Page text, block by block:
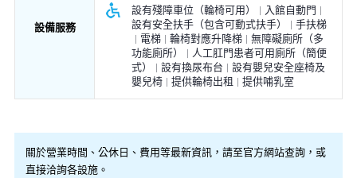
設備服務
設有殘障車位（輪椅可用）
入館自動門
設有安全扶手（包含可動式扶手）
手扶梯
電梯 輪椅對應升降梯 無障礙廁所（多
功能廁所）
人工肛門患者可用廁所（簡便
式）
設有換尿布台
設有嬰兒安全座椅及
嬰兒椅 提供輪椅出租 提供哺乳室
關於營業時間、公休日、費用等最新資訊，請至官方網站查詢，或
直接洽詢各設施。